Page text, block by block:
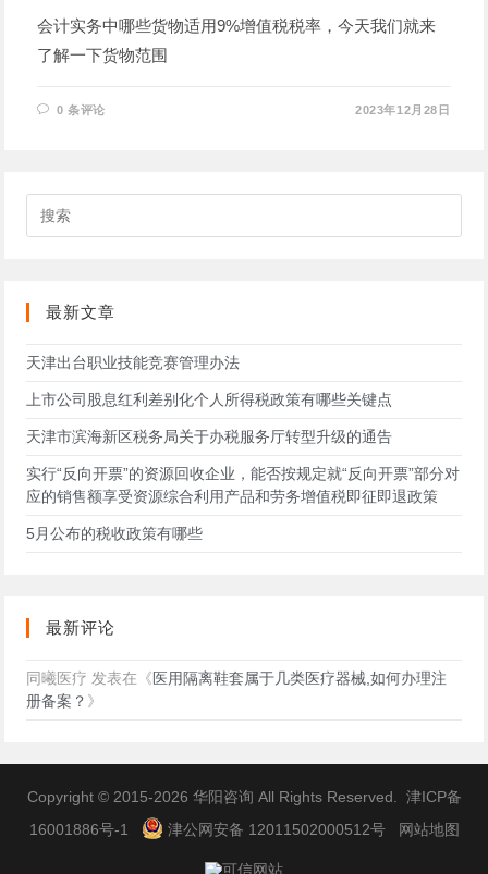
会计实务中哪些货物适用9%增值税税率，今天我们就来
了解一下货物范围
0 条评论 2023年12月28日
最新文章
天津出台职业技能竞赛管理办法
上市公司股息红利差别化个人所得税政策有哪些关键点
天津市滨海新区税务局关于办税服务厅转型升级的通告
实行“反向开票”的资源回收企业，能否按规定就“反向开票”部分对
应的销售额享受资源综合利用产品和劳务增值税即征即退政策
5月公布的税收政策有哪些
最新评论
同曦医疗 发表在《医用隔离鞋套属于几类医疗器械,如何办理注
册备案？ 》
Copyright © 2015-2026 华阳咨询 All Rights Reserved. 津ICP备
16001886号-1
津公网安备 12011502000512号 网站地图